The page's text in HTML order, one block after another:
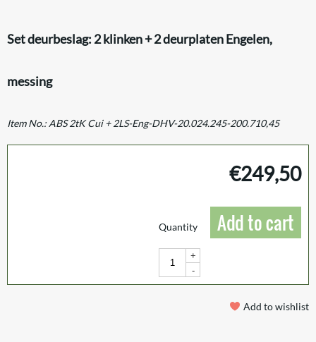
Set deurbeslag: 2 klinken + 2 deurplaten Engelen,
messing
Item No.: ABS 2tK Cui + 2LS-Eng-DHV-20.024.245-200.710,45
€249,50
Quantity
+
-
Add to cart
Add to wishlist